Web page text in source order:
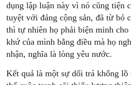
dụng lập luận này vì nó cũng tiện
tuyệt với đảng cộng sản, đã từ bỏ
thì tự nhiên họ phải biện minh cho
khứ của mình bằng điều mà họ
nhận, nghĩa là lòng yêu nước.
Kết quả là một sự dối trá khổng